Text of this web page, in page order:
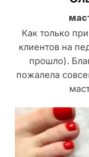
Как только
клиентов на
прошло).
пожалела